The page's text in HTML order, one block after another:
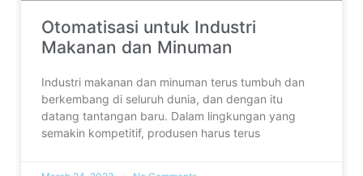
Otomatisasi untuk Industri
Makanan dan Minuman
Industri makanan dan minuman terus tumbuh dan
berkembang di seluruh dunia, dan dengan itu
datang tantangan baru. Dalam lingkungan yang
semakin kompetitif, produsen harus terus